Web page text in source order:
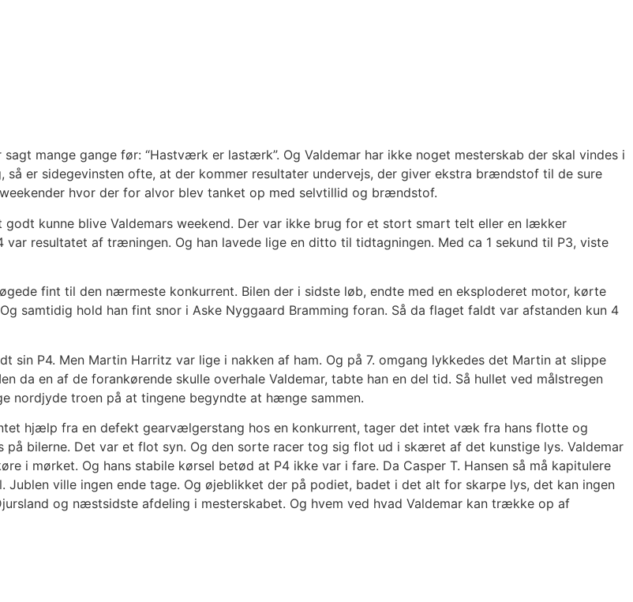
mange gange før: “Hastværk er lastærk”. Og Valdemar har ikke noget mesterskab der skal vindes i
så er sidegevinsten ofte, at der kommer resultater undervejs, der giver ekstra brændstof til de sure
hvor der for alvor blev tanket op med selvtillid og brændstof.
kunne blive Valdemars weekend. Der var ikke brug for et stort smart telt eller en lækker
resultatet af træningen. Og han lavede lige en ditto til tidtagningen. Med ca 1 sekund til P3, viste
fint til den nærmeste konkurrent. Bilen der i sidste løb, endte med en eksploderet motor, kørte
samtidig hold han fint snor i Aske Nyggaard Bramming foran. Så da flaget faldt var afstanden kun 4
P4. Men Martin Harritz var lige i nakken af ham. Og på 7. omgang lykkedes det Martin at slippe
da en af de forankørende skulle overhale Valdemar, tabte han en del tid. Så hullet ved målstregen
nordjyde troen på at tingene begyndte at hænge sammen.
hjælp fra en defekt gearvælgerstang hos en konkurrent, tager det intet væk fra hans flotte og
bilerne. Det var et flot syn. Og den sorte racer tog sig flot ud i skæret af det kunstige lys. Valdemar
i mørket. Og hans stabile kørsel betød at P4 ikke var i fare. Da Casper T. Hansen så må kapitulere
ville ingen ende tage. Og øjeblikket der på podiet, badet i det alt for skarpe lys, det kan ingen
og næstsidste afdeling i mesterskabet. Og hvem ved hvad Valdemar kan trække op af